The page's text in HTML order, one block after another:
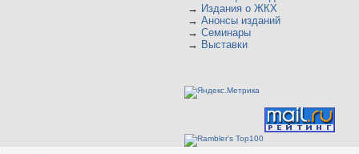
→ Издания о ЖКХ
→ Анонсы изданий
→ Семинары
→ Выставки